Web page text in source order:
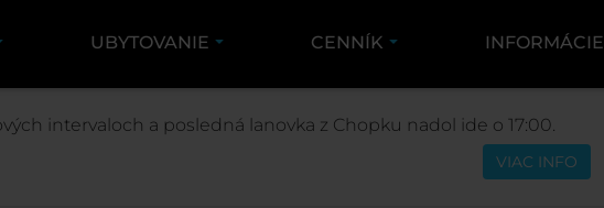
UBYTOVANIE CENNÍK INFORMÁCIE
LETNÉ AKTIVITY GUĽÔČKOVÁ HRA NA PRIEHYBE
hra na Priehybe
intervaloch a posledná lanovka z Chopku nadol ide o 17:00.
VIAC INFO